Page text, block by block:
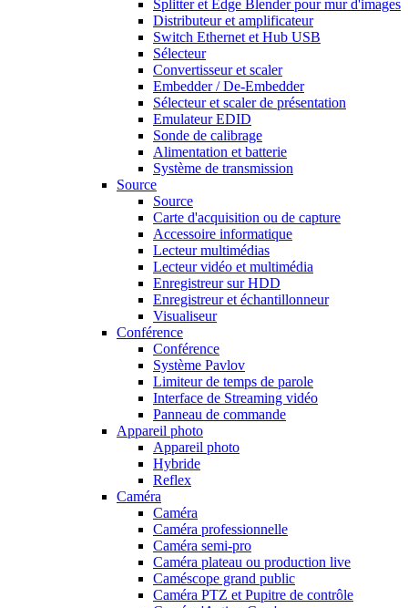
Splitter et Edge Blender pour mur d'images
Distributeur et amplificateur
Switch Ethernet et Hub USB
Sélecteur
Convertisseur et scaler
Embedder / De-Embedder
Sélecteur et scaler de présentation
Emulateur EDID
Sonde de calibrage
Alimentation et batterie
Système de transmission
Source
Source
Carte d'acquisition ou de capture
Accessoire informatique
Lecteur multimédias
Lecteur vidéo et multimédia
Enregistreur sur HDD
Enregistreur et échantillonneur
Visualiseur
Conférence
Conférence
Système Pavlov
Limiteur de temps de parole
Interface de Streaming vidéo
Panneau de commande
Appareil photo
Appareil photo
Hybride
Reflex
Caméra
Caméra
Caméra professionnelle
Caméra semi-pro
Caméra plateau ou production live
Caméscope grand public
Caméra PTZ et Pupitre de contrôle